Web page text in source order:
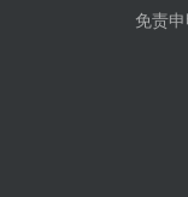
免责